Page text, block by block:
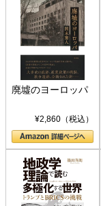
廃墟のヨーロッパ
¥2,860（税込）